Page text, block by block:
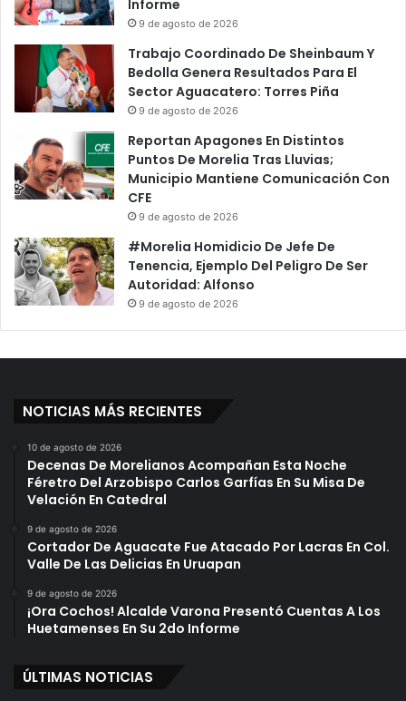
Informe
9 de agosto de 2026
Trabajo Coordinado De Sheinbaum Y
Bedolla Genera Resultados Para El
Sector Aguacatero: Torres Piña
9 de agosto de 2026
Reportan Apagones En Distintos
Puntos De Morelia Tras Lluvias;
Municipio Mantiene Comunicación Con
CFE
9 de agosto de 2026
#Morelia Homidicio De Jefe De
Tenencia, Ejemplo Del Peligro De Ser
Autoridad: Alfonso
9 de agosto de 2026
NOTICIAS MÁS RECIENTES
10 de agosto de 2026
Decenas De Morelianos Acompañan Esta Noche
Féretro Del Arzobispo Carlos Garfías En Su Misa De
Velación En Catedral
9 de agosto de 2026
Cortador De Aguacate Fue Atacado Por Lacras En Col.
Valle De Las Delicias En Uruapan
9 de agosto de 2026
¡Ora Cochos! Alcalde Varona Presentó Cuentas A Los
Huetamenses En Su 2do Informe
ÚLTIMAS NOTICIAS